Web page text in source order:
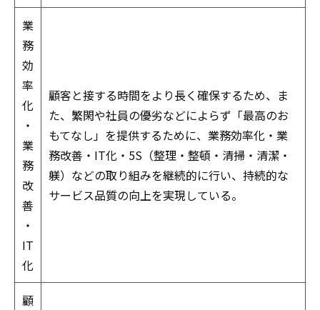
業
務
効
率
化
・
業
務
改
善
・
IT
化
顧客と接する時間をより長く確保するため、ま
た、繁閑や社員の優劣などによらず「最高のお
もてなし」を提供するために、業務効率化・業
務改善・IT化・5S（整理・整頓・清掃・清潔・
躾）などの取り組みを継続的に行い、持続的な
サービス品質の向上を実現している。
顧